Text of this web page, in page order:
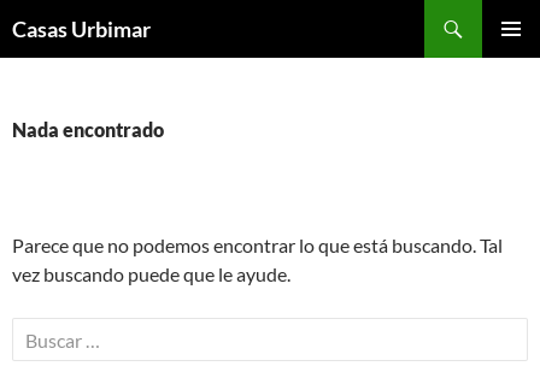
Casas Urbimar
Nada encontrado
Parece que no podemos encontrar lo que está buscando. Tal
vez buscando puede que le ayude.
Buscar
por: